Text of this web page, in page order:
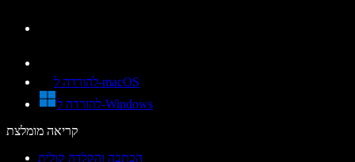
להורדה ל-macOS
להורדה ל-Windows
קריאה מומלצת
הכתבה והקלדה קולית